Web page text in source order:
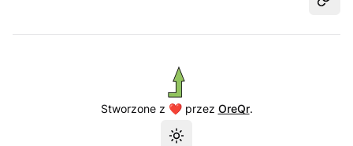
Stworzone z ❤️ przez OreQr.
Przełącz motyw